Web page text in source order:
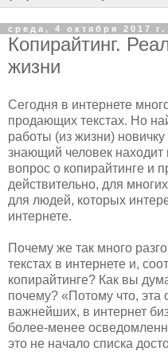
среда, 4 октября 2017 г.
Копирайтинг.
жизни
Сегодня в интернете
продающих текстах. Но
работы (из жизни)
знающий человек находит
вопрос о копирайтинге и
действительно, для
для людей, которых
интернете.
Почему же так много
текстах в интернете и,
копирайтинге? Как вы
почему? «Потому что, эта
важнейших, в интернет
более-менее
это не начало списка